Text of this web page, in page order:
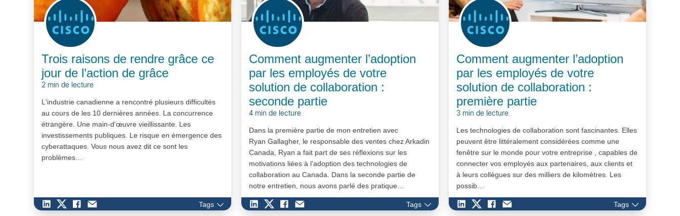
Trois raisons de rendre grâce ce
jour de l’action de grâce
2 min de lecture
L'industrie canadienne a rencontré plusieurs difficultés
au cours de les 10 dernières années. La concurrence
étrangère. Une main-d'œuvre vieillissante. Les
investissements publiques. Le risque en émergence des
cyberattaques. Vous nous avez dit ce sont les
problèmes…
Tags
Comment augmenter l’adoption
par les employés de votre
solution de collaboration :
seconde partie
4 min de lecture
Dans la première partie de mon entretien avec
Ryan Gallagher, le responsable des ventes chez Arkadin
Canada, Ryan a fait part de ses réflexions sur les
motivations liées à l’adoption des technologies de
collaboration au Canada. Dans la seconde partie de
notre entretien, nous avons parlé des pratique…
Tags
Comment augmenter l’adoption
par les employés de votre
solution de collaboration :
première partie
3 min de lecture
Les technologies de collaboration sont fascinantes. Elles
peuvent être littéralement considérées comme une
fenêtre sur le monde pour votre entreprise , capables de
connecter vos employés aux partenaires, aux clients et
à leurs collègues sur des milliers de kilomètres. Les
possib…
Tags